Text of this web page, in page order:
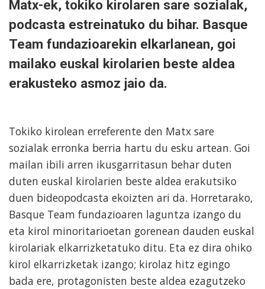
Matx-ek, tokiko kirolaren sare sozialak,
podcasta estreinatuko du bihar. Basque
Team fundazioarekin elkarlanean, goi
mailako euskal kirolarien beste aldea
erakusteko asmoz jaio da.
Tokiko kirolean erreferente den Matx sare
sozialak erronka berria hartu du esku artean. Goi
mailan ibili arren ikusgarritasun behar duten
duten euskal kirolarien beste aldea erakutsiko
duen bideopodcasta ekoizten ari da. Horretarako,
Basque Team fundazioaren laguntza izango du
eta kirol minoritarioetan gorenean dauden euskal
kirolariak elkarrizketatuko ditu. Eta ez dira ohiko
kirol elkarrizketak izango; kirolaz hitz egingo
bada ere, protagonisten beste aldea ezagutzeko